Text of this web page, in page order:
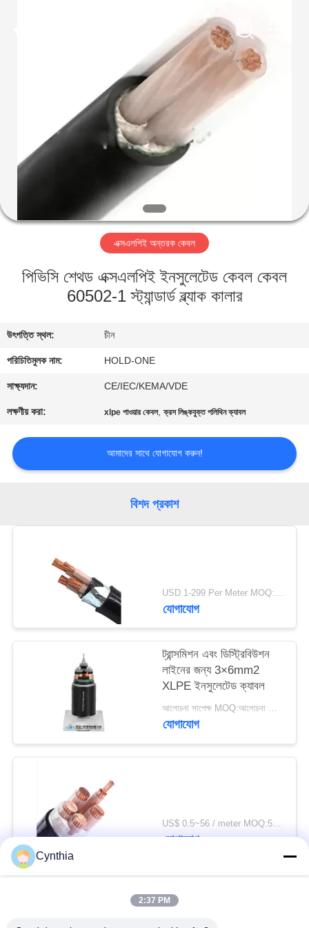
ভিডিও
আমাদের
সম্পর্কে
কারখানা
মান
নিয়ন্ত্রণ
যোগাযোগ
করুন
খবর
গোপনীয়তা
এক্সএলপিই অন্তরক কেবল
পিভিসি শেথড এক্সএলপিই ইনসুলেটেড কেবল কেবল
60502-1 স্ট্যান্ডার্ড ব্ল্যাক কালার
উৎপত্তি স্থল: চীন
পরিচিতিমুলক নাম: HOLD-ONE
সাক্ষ্যদান: CE/IEC/KEMA/VDE
লক্ষণীয় করা: xlpe পাওয়ার কেবল,ক্রস লিঙ্কযুক্ত পলিথিন ক্যাবল
আমাদের সাথে যোগাযোগ করুন!
বিশদ প্রকাশ
USD 1-299 Per Meter MOQ:500 মি
যোগাযোগ
ট্রান্সমিশন এবং ডিস্ট্রিবিউশন
লাইনের জন্য 3×6mm2
XLPE ইনসুলেটেড ক্যাবল
আলোচনা সাপেক্ষ MOQ:আলোচনা সাপেক্ষ
যোগাযোগ
US$ 0.5~56 / meter MOQ:500 মিটার
যোগাযোগ
Cynthia
2:37 PM